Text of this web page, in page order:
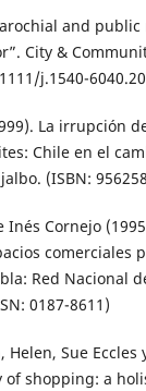
and
City &
j.1540-
La irrupción
Chile en el
(ISBN:
Inés Cornejo
comerciales
Red Nacional
0187-8611)
Sue Eccles
of shopping: a